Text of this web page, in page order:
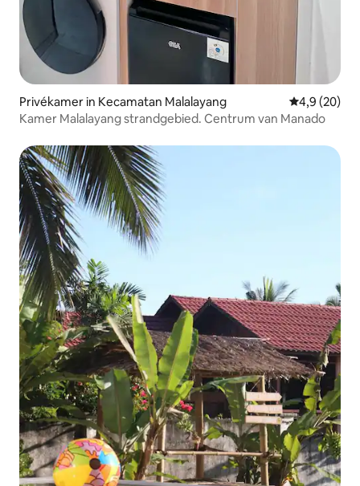
Privékamer in Kecamatan Malalayang Gemiddelde
4,9 (20)
Kamer Malalayang strandgebied. Centrum van Manado